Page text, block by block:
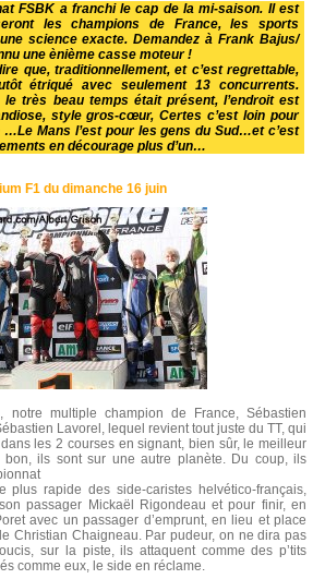
FSBK a franchi le cap de la mi-saison. Il est
les champions de France, les sports
science exacte. Demandez à Frank Bajus/
une ènième casse moteur !
que, traditionnellement, et c’est regrettable,
étriqué avec seulement 13 concurrents.
le très beau temps était présent, l’endroit est
style gros-cœur, Certes c’est loin pour
Mans l’est pour les gens du Sud…et c’est
en décourage plus d’un…
F1 du dimanche 16 juin
multiple champion de France, Sébastien
Lavorel, lequel revient tout juste du TT, qui
les 2 courses en signant, bien sûr, le meilleur
bon, ils sont sur une autre planète. Du coup, ils
plus rapide des side-caristes helvético-français,
passager Mickaël Rigondeau et pour finir, en
avec un passager d’emprunt, en lieu et place
Christian Chaigneau. Par pudeur, on ne dira pas
sur la piste, ils attaquent comme des p’tits
comme eux, le side en réclame.